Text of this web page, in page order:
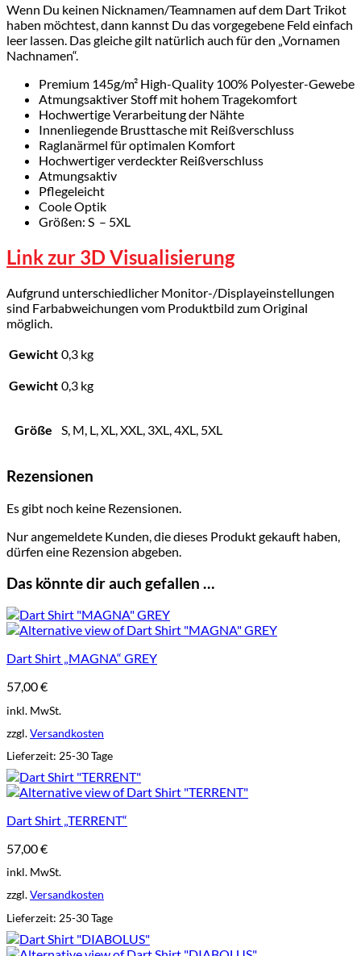
Wenn Du keinen Nicknamen/Teamnamen auf dem Dart Trikot
haben möchtest, dann kannst Du das vorgegebene Feld einfach
leer lassen. Das gleiche gilt natürlich auch für den „Vornamen
Nachnamen“.
Premium 145g/m² High-Quality 100% Polyester-Gewebe
Atmungsaktiver Stoff mit hohem Tragekomfort
Hochwertige Verarbeitung der Nähte
Innenliegende Brusttasche mit Reißverschluss
Raglanärmel für optimalen Komfort
Hochwertiger verdeckter Reißverschluss
Atmungsaktiv
Pflegeleicht
Coole Optik
Größen: S – 5XL
Link zur 3D Visualisierung
Aufgrund unterschiedlicher Monitor-/Displayeinstellungen
sind Farbabweichungen vom Produktbild zum Original
möglich.
Gewicht 0,3 kg
Gewicht 0,3 kg
Größe S, M, L, XL, XXL, 3XL, 4XL, 5XL
Rezensionen
Es gibt noch keine Rezensionen.
Nur angemeldete Kunden, die dieses Produkt gekauft haben,
dürfen eine Rezension abgeben.
Das könnte dir auch gefallen …
Dart Shirt „MAGNA“ GREY
57,00€
inkl. MwSt.
zzgl.Versandkosten
Lieferzeit: 25-30 Tage
Dart Shirt „TERRENT“
57,00€
inkl. MwSt.
zzgl.Versandkosten
Lieferzeit: 25-30 Tage